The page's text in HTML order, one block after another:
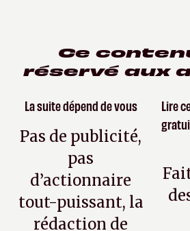
Ce
réservé aux
La suite dépend de vous
Pas de publicité,
pas
d’actionnaire
tout-puissant, la
rédaction de
Lire